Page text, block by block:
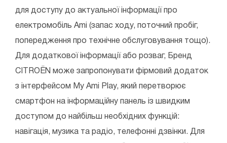
для доступу до актуальної інформації про
електромобіль Ami (запас ходу, поточний пробіг,
попередження про технічне обслуговування тощо).
Для додаткової інформації або розваг, Бренд
CITROЁN може запропонувати фірмовий додаток
з інтерфейсом My Ami Play, який перетворює
смартфон на інформаційну панель із швидким
доступом до найбільш необхідних функцій:
навігація, музика та радіо, телефонні дзвінки. Для